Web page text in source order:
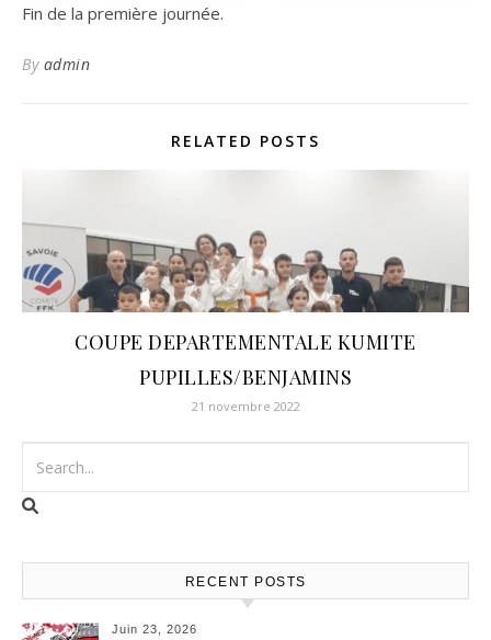
Fin de la première journée.
By admin
RELATED POSTS
COUPE DEPARTEMENTALE KUMITE
PUPILLES/BENJAMINS
21 novembre 2022
RECENT POSTS
Juin 23, 2026